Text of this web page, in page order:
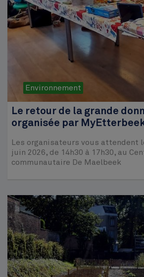
Environnement
Le retour de la grande
organisée par
Les organisateurs vous attendent
juin 2026, de 14h30 à 17h30, au
communautaire De Maelbeek